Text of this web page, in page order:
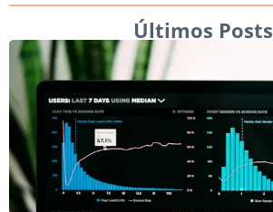
Últimos Posts